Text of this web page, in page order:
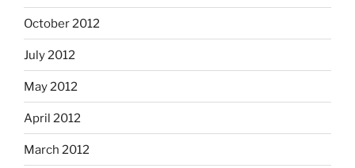
October 2012
July 2012
May 2012
April 2012
March 2012